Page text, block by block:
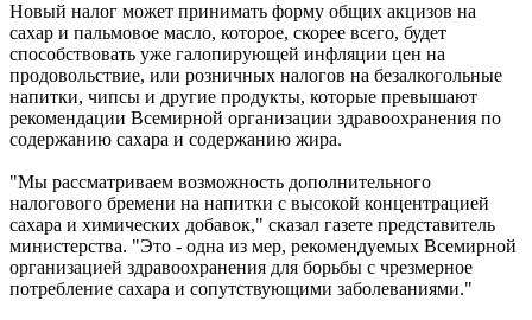
Новый налог может принимать форму общих акцизов на
сахар и пальмовое масло, которое, скорее всего, будет
способствовать уже галопирующей инфляции цен на
продовольствие, или розничных налогов на безалкогольные
напитки, чипсы и другие продукты, которые превышают
рекомендации Всемирной организации здравоохранения по
содержанию сахара и содержанию жира.
"Мы рассматриваем возможность дополнительного
налогового бремени на напитки с высокой концентрацией
сахара и химических добавок," сказал газете представитель
министерства. "Это - одна из мер, рекомендуемых Всемирной
организацией здравоохранения для борьбы с чрезмерное
потребление сахара и сопутствующими заболеваниями."